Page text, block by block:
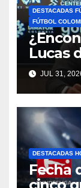
DESTACADAS
FÚTBOL
Lucas
Néider
JUL 31,
DESTACADAS
Fecha